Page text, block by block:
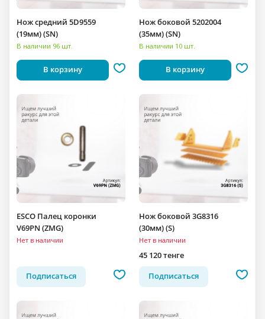
Нож средний 5D9559
(19мм) (SN)
В наличии 96 шт.
В корзину
Нож боковой 5202004
(35мм) (SN)
В наличии 10 шт.
В корзину
ESCO Палец коронки
V69PN (ZMG)
Нет в наличии
Подписаться
Нож боковой 3G8316
(30мм) (S)
Нет в наличии
45 120 тенге
Подписаться